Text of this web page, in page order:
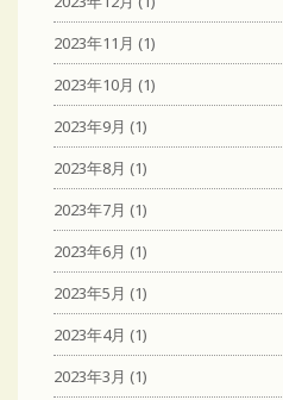
2023年11月 (1)
2023年10月 (1)
2023年9月 (1)
2023年8月 (1)
2023年7月 (1)
2023年6月 (1)
2023年5月 (1)
2023年4月 (1)
2023年3月 (1)